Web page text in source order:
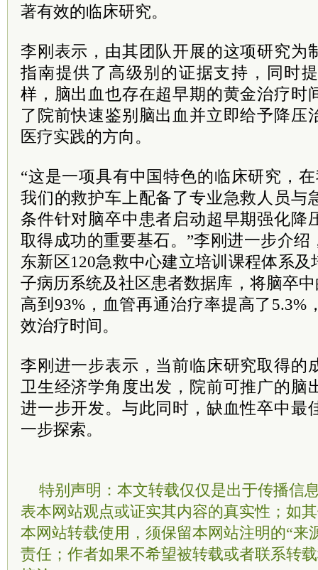
著有效的临床研究。
李刚表示，由其团队开展的这项研究为
指南提供了高级别的证据支持，同时
样，脑出血也存在超早期的黄金治疗时
了院前快速鉴别脑出血并立即给予降压
医疗实践的方向。
“这是一项具有中国特色的临床研究，
我们的救护车上配备了专业急救人员与
条件针对脑卒中患者启动超早期强化降
取得成功的重要基石。”李刚进一步介
东新区120急救中心建立培训课程体系
子病历系统及社区患者数据库，将脑卒
高到93%，血管再通治疗率提高了5.3%
效治疗时间。
李刚进一步表示，当前临床研究取得的
卫生经济学角度出发，院前可推广的脑
进一步开发。与此同时，缺血性卒中最
一步探索。
特别声明：本文转载仅仅是出于传播信
表本网站观点或证实其内容的真实性；如
本网站转载使用，须保留本网站注明的“来
责任；作者如果不希望被转载或者联系转